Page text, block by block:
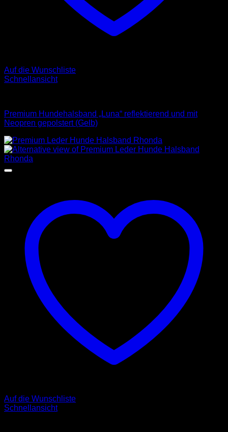
Auf die Wunschliste
Schnellansicht
Premium Hundehalsband „Luna“ reflektierend und mit
Neopren gepolstert (Gelb)
Auf die Wunschliste
Schnellansicht